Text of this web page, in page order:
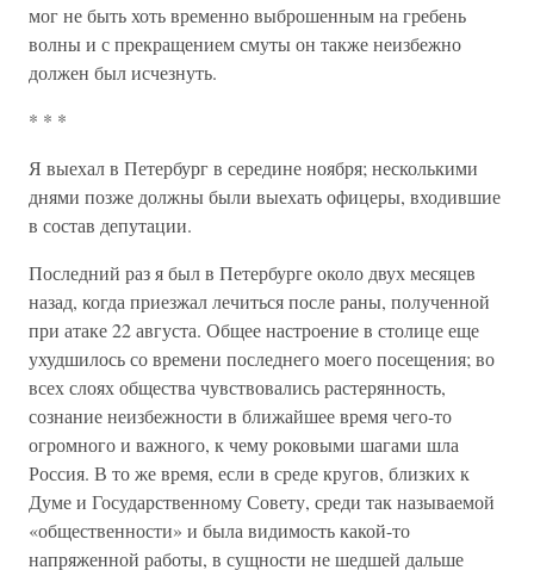
мог не быть хоть временно выброшенным на гребень
волны и с прекращением смуты он также неизбежно
должен был исчезнуть.
* * *
Я выехал в Петербург в середине ноября; несколькими
днями позже должны были выехать офицеры, входившие
в состав депутации.
Последний раз я был в Петербурге около двух месяцев
назад, когда приезжал лечиться после раны, полученной
при атаке 22 августа. Общее настроение в столице еще
ухудшилось со времени последнего моего посещения; во
всех слоях общества чувствовались растерянность,
сознание неизбежности в ближайшее время чего-то
огромного и важного, к чему роковыми шагами шла
Россия. В то же время, если в среде кругов, близких к
Думе и Государственному Совету, среди так называемой
«общественности» и была видимость какой-то
напряженной работы, в сущности не шедшей дальше